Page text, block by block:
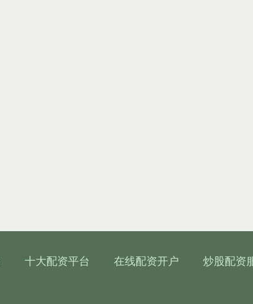
十大配资平台 在线配资开户 炒股配资